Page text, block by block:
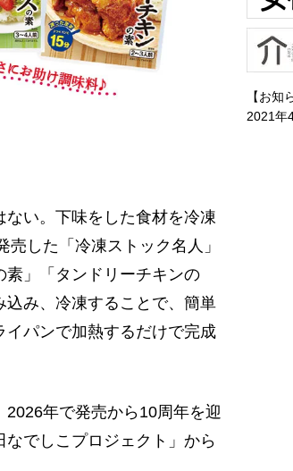
い。下味をした食材を冷凍
した「冷凍ストック名人」
」「タンドリーチキンの
み、冷凍することで、簡単
パンで加熱するだけで完成
年で発売から10周年を迎
でしこプロジェクト」から
【お知
2021年